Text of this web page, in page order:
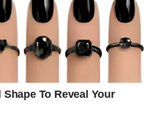
važan znak